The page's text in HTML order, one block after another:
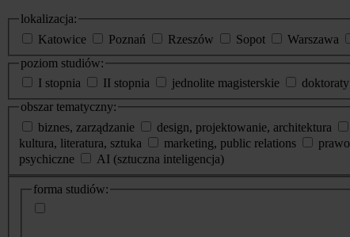
lokalizacja:
Katowice
Poznań Rzeszów Sopot Warszawa
poziom studiów:
I stopnia
II stopnia jednolite magisterskie doktoraty
obszar tematyczny:
biznes, zarządzanie
design, projektowanie, architektura
kultura, literatura, sztuka
marketing, public relations prawo
psychiczne
AI (sztuczna inteligencja)
dodatkowe
informacje
forma studiów: